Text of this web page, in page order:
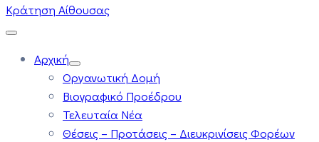
Κράτηση Αίθουσας
Αρχική
Οργανωτική Δομή
Βιογραφικό Προέδρου
Τελευταία Νέα
Θέσεις – Προτάσεις – Διευκρινίσεις Φορέων